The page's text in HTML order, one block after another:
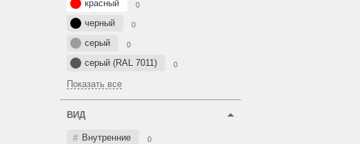
красный 0
черный 0
серый 0
серый (RAL 7011) 0
Показать все
ВИД
Внутренние 0